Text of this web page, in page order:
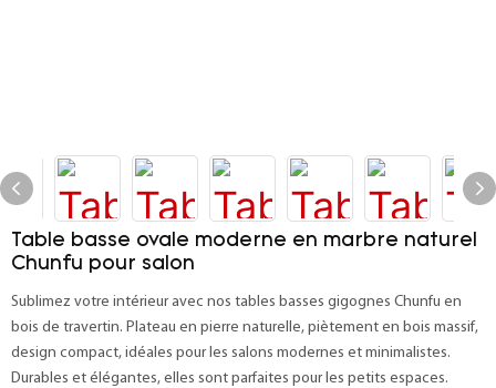
Table basse ovale moderne en marbre naturel
Chunfu pour salon
Sublimez votre intérieur avec nos tables basses gigognes Chunfu en
bois de travertin. Plateau en pierre naturelle, piètement en bois massif,
design compact, idéales pour les salons modernes et minimalistes.
Durables et élégantes, elles sont parfaites pour les petits espaces.